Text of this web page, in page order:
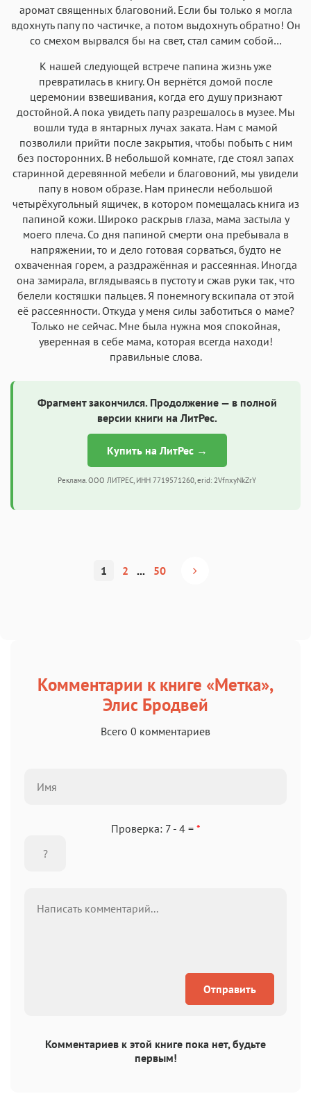
аромат священных благовоний. Если бы только я могла
вдохнуть папу по частичке, а потом выдохнуть обратно! Он
со смехом вырвался бы на свет, стал самим собой…
К нашей следующей встрече папина жизнь уже
превратилась в книгу. Он вернётся домой после
церемонии взвешивания, когда его душу признают
достойной. А пока увидеть папу разрешалось в музее. Мы
вошли туда в янтарных лучах заката. Нам с мамой
позволили прийти после закрытия, чтобы побыть с ним
без посторонних. В небольшой комнате, где стоял запах
старинной деревянной мебели и благовоний, мы увидели
папу в новом образе. Нам принесли небольшой
четырёхугольный ящичек, в котором помещалась книга из
папиной кожи. Широко раскрыв глаза, мама застыла у
моего плеча. Со дня папиной смерти она пребывала в
напряжении, то и дело готовая сорваться, будто не
охваченная горем, а раздражённая и рассеянная. Иногда
она замирала, вглядываясь в пустоту и сжав руки так, что
белели костяшки пальцев. Я понемногу вскипала от этой
её рассеянности. Откуда у меня силы заботиться о маме?
Только не сейчас. Мне была нужна моя спокойная,
уверенная в себе мама, которая всегда находи!
правильные слова.
Фрагмент закончился. Продолжение — в полной
версии книги на ЛитРес.
Купить на ЛитРес →
Реклама. ООО ЛИТРЕС, ИНН 7719571260, erid: 2VfnxyNkZrY
1 2 ... 50
Комментарии к книге «Метка»,
Элис Бродвей
Всего 0 комментариев
Проверка: 7 - 4 = *
Отправить
Комментариев к этой книге пока нет, будьте
первым!